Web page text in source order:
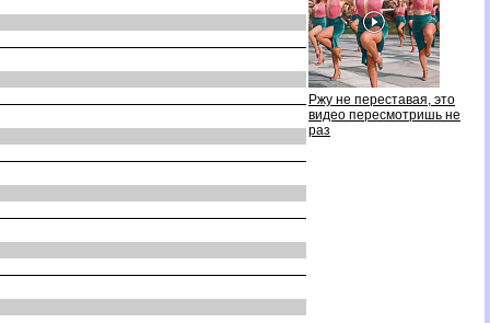
Ржу не переставая, это
идео пересмотришь не
раз